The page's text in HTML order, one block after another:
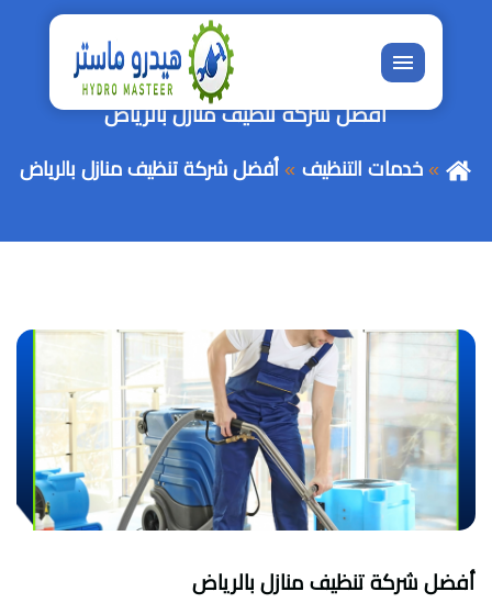
القائمة
أفضل شركة تنظيف منازل بالرياض
خدمات التنظيف أفضل شركة تنظيف منازل بالرياض
أفضل شركة تنظيف منازل بالرياض